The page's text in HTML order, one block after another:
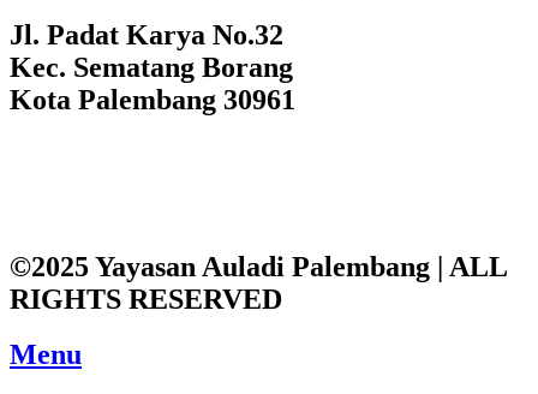
Jl. Padat Karya No.32
Kec. Sematang Borang
Kota Palembang 30961
©2025 Yayasan Auladi Palembang | ALL
RIGHTS RESERVED
Menu